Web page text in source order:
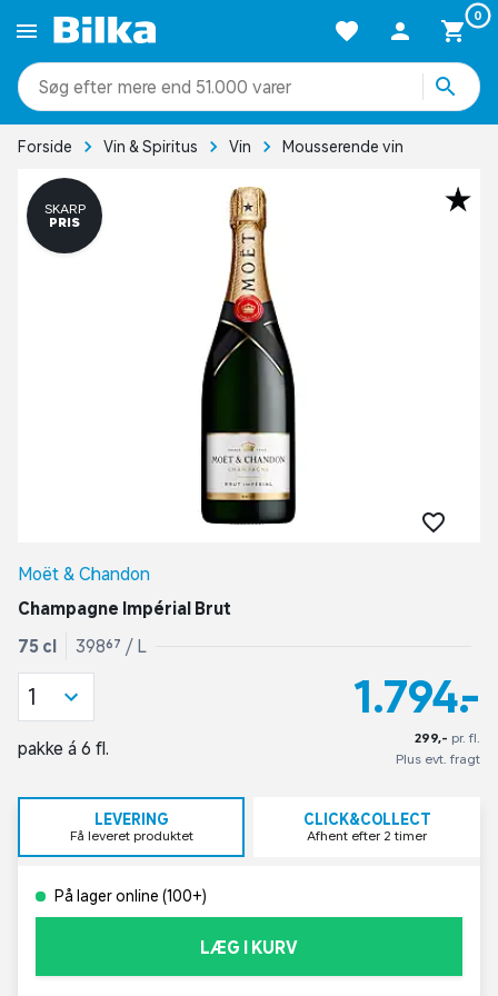
0
mere end 51.000 varer
Forside Vin & Spiritus Vin Mousserende vin
SKARP
PRIS
Moët & Chandon
Champagne Impérial Brut
75 cl
398,67 / L
1.794,-
299,- pr. fl.
Plus evt. fragt
1
pakke á 6 fl.
LEVERING
Få leveret produktet
CLICK&COLLECT
Afhent efter 2 timer
På lager online (100+)
LÆG I KURV